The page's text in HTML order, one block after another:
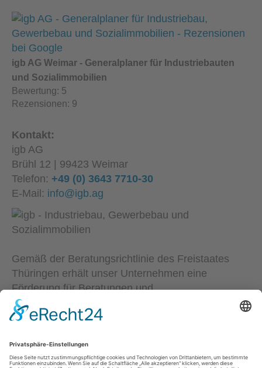
igb AG Weimar - Generalplaner für Industriebauten
und Sozialimmobilien
Bewertung: 5
Rezensionen: 9
Kontakt:
igb AG
Brühl 12 | 99423 Weimar
Telefon: +49 (0) 3643 7710-30
E-Mail: info@igb.ag
Gemäß der Beratungsrichtlinie des Freistaates
Thüringen erhält unser Unternehmen eine
Förderung für Beratungen und
Prozessbegleitungen, die Strategien zum Aufbau
bzw. für eine nachhaltige positive Entwicklung und
und Handlungsempfehlungen werden in einem
Beratungsbericht festgehalten. Die Förderung